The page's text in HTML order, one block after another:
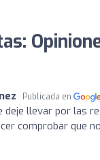
Publicada en
deje llevar por las
comprobar que